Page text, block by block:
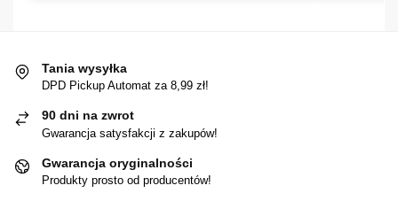
Tania wysyłka
DPD Pickup Automat za 8,99 zł!
90 dni na zwrot
Gwarancja satysfakcji z zakupów!
Gwarancja oryginalności
Produkty prosto od producentów!